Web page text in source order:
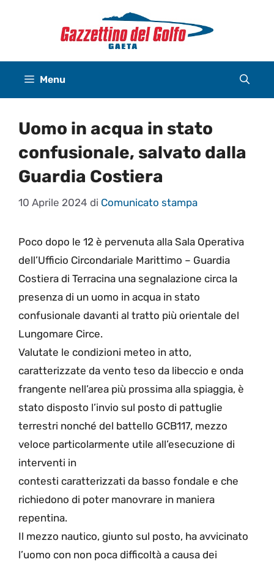
Menu
Uomo in acqua in stato
confusionale, salvato dalla
Guardia Costiera
10 Aprile 2024 di Comunicato stampa
Poco dopo le 12 è pervenuta alla Sala Operativa
dell’Ufficio Circondariale Marittimo – Guardia
Costiera di Terracina una segnalazione circa la
presenza di un uomo in acqua in stato
confusionale davanti al tratto più orientale del
Lungomare Circe.
Valutate le condizioni meteo in atto,
caratterizzate da vento teso da libeccio e onda
frangente nell’area più prossima alla spiaggia, è
stato disposto l’invio sul posto di pattuglie
terrestri nonché del battello GCB117, mezzo
veloce particolarmente utile all’esecuzione di
interventi in
contesti caratterizzati da basso fondale e che
richiedono di poter manovrare in maniera
repentina.
Il mezzo nautico, giunto sul posto, ha avvicinato
l’uomo con non poca difficoltà a causa dei